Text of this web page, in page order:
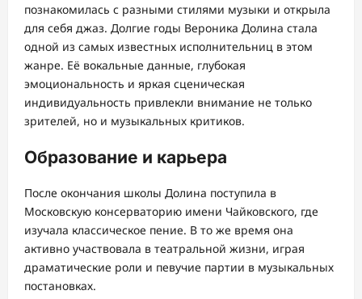
познакомилась с разными стилями музыки и открыла
для себя джаз. Долгие годы Вероника Долина стала
одной из самых известных исполнительниц в этом
жанре. Её вокальные данные, глубокая
эмоциональность и яркая сценическая
индивидуальность привлекли внимание не только
зрителей, но и музыкальных критиков.
Образование и карьера
После окончания школы Долина поступила в
Московскую консерваторию имени Чайковского, где
изучала классическое пение. В то же время она
активно участвовала в театральной жизни, играя
драматические роли и певучие партии в музыкальных
постановках.